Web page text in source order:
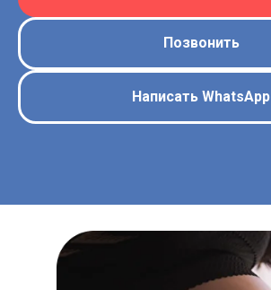
Позвонить
Написать WhatsApp